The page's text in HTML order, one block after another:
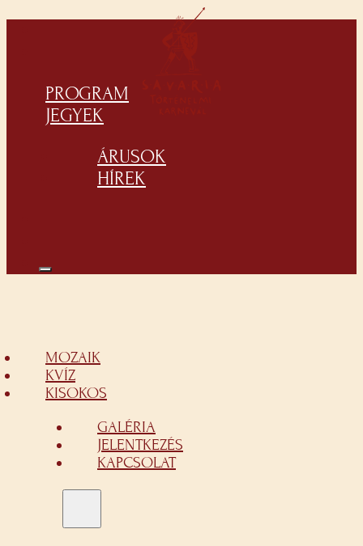
PROGRAM
JEGYEK
ÁRUSOK
HÍREK
MOZAIK
KVÍZ
KISOKOS
GALÉRIA
JELENTKEZÉS
KAPCSOLAT